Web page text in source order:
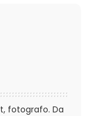
fotografo. Da